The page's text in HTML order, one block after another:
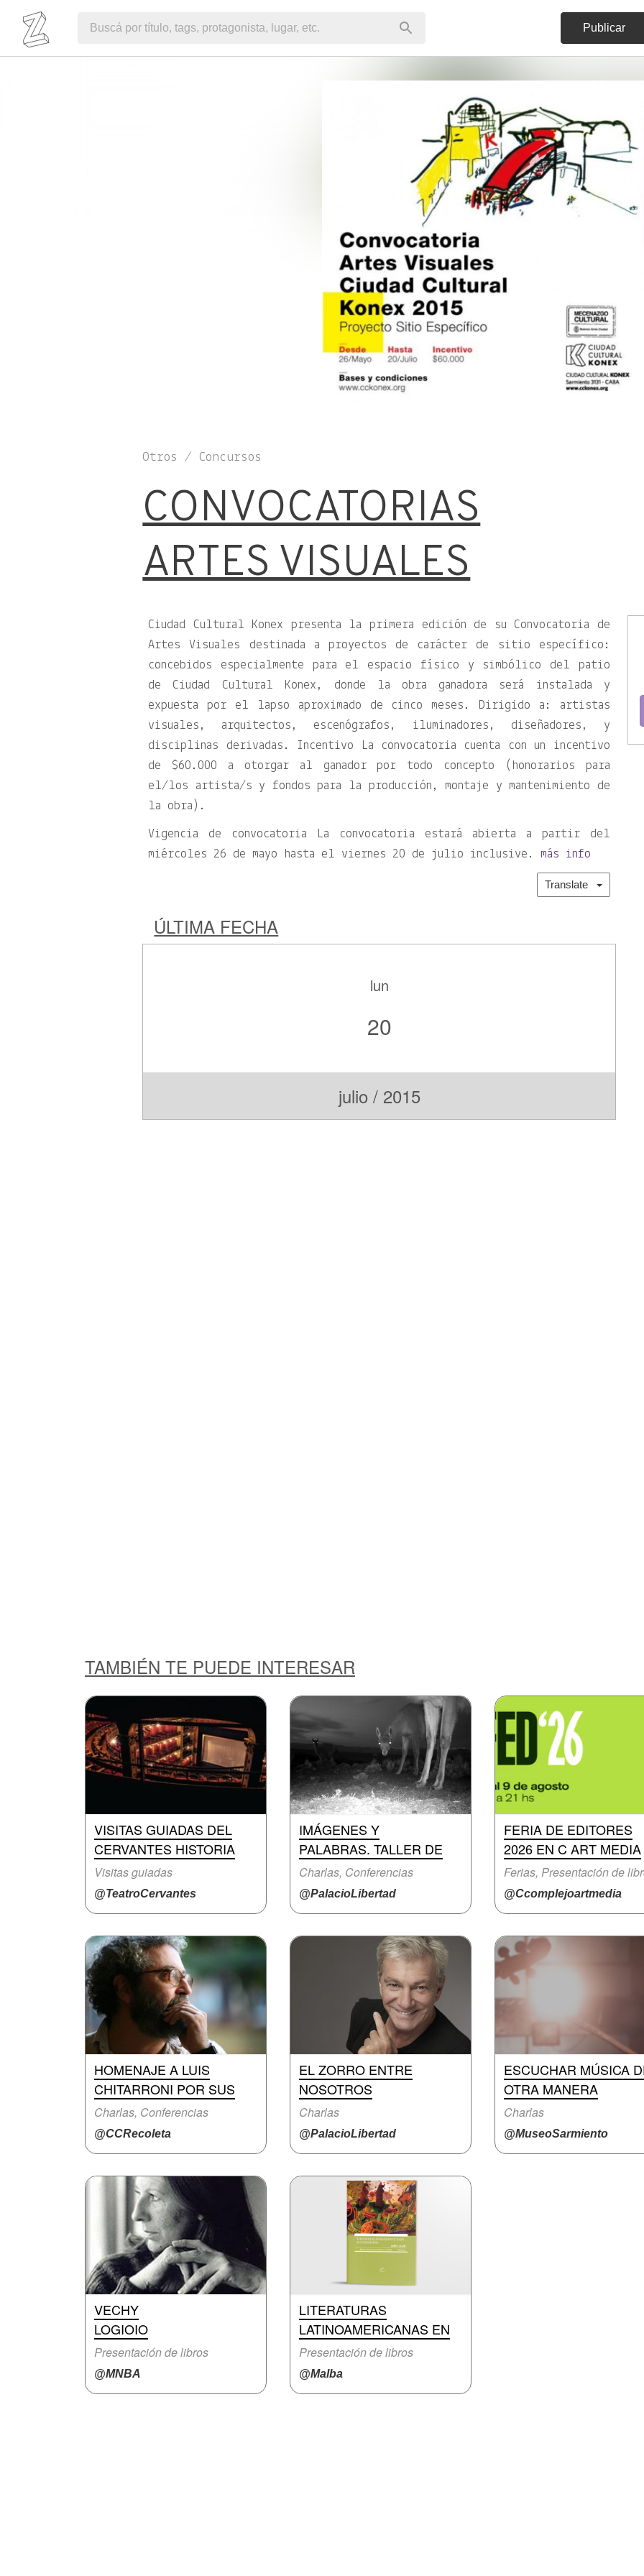
Publicar
Otros / Concursos
CONVOCATORIAS
ARTES VISUALES
Ciudad Cultural Konex presenta la primera edición de su Convocatoria de
Artes Visuales destinada a proyectos de carácter de sitio específico:
concebidos especialmente para el espacio físico y simbólico del patio
de Ciudad Cultural Konex, donde la obra ganadora será instalada y
expuesta por el lapso aproximado de cinco meses. Dirigido a: artistas
visuales, arquitectos, escenógrafos, iluminadores, diseñadores, y
disciplinas derivadas. Incentivo La convocatoria cuenta con un incentivo
de $60.000 a otorgar al ganador por todo concepto (honorarios para
el/los artista/s y fondos para la producción, montaje y mantenimiento de
la obra).
Vigencia de convocatoria La convocatoria estará abierta a partir del
miércoles 26 de mayo hasta el viernes 20 de julio inclusive. más info
Translate
ÚLTIMA FECHA
lun
20
julio / 2015
TAMBIÉN TE PUEDE INTERESAR
VISITAS GUIADAS DEL
CERVANTES HISTORIA
Visitas guiadas
@TeatroCervantes
IMÁGENES Y
PALABRAS. TALLER DE
Charlas, Conferencias
@PalacioLibertad
FERIA DE EDITORES
2026 EN C ART MEDIA
Ferias, Presentación de
@Ccomplejoartmedia
HOMENAJE A LUIS
CHITARRONI POR SUS
Charlas, Conferencias
@CCRecoleta
EL ZORRO ENTRE
NOSOTROS
Charlas
@PalacioLibertad
ESCUCHAR MÚSICA
OTRA MANERA
Charlas
@MuseoSarmiento
VECHY
LOGIOIO
Presentación de libros
@MNBA
LITERATURAS
LATINOAMERICANAS EN
Presentación de libros
@Malba